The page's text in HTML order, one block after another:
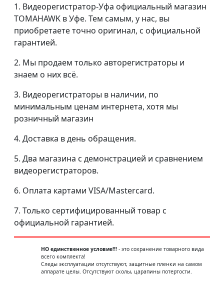
1. Видеорегистратор-Уфа официальный магазин
TOMAHAWK в Уфе. Тем самым, у нас, вы
приобретаете точно оригинал, с официальной
гарантией.
2. Мы продаем только авторегистраторы и
знаем о них всё.
3. Видеорегистраторы в наличии, по
минимальным ценам интернета, хотя мы
розничный магазин
4. Доставка в день обращения.
5. Два магазина с демонстрацией и сравнением
видеорегистраторов.
6. Оплата картами VISA/Mastercard.
7. Только сертифицированный товар с
официальной гарантией.
НО единственное условие!!!- это сохранение товарного вида
всего комплекта!
Следы эксплуатации отсутствуют, защитные пленки на самом
аппарате целы. Отсутствуют сколы, царапины потертости.